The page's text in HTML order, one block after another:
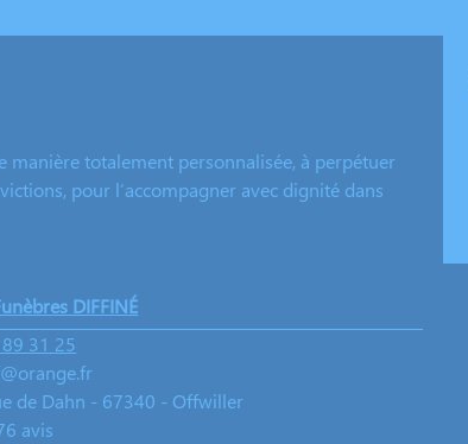
manière totalement personnalisée, à perpétuer
pour l’accompagner avec dignité dans
DIFFINÉ
31 25
de Dahn - 67340 - Offwiller
avis